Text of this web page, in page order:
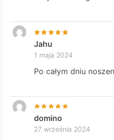
Jahu
1 maja 2024
Po całym dniu
domino
27 września 2024